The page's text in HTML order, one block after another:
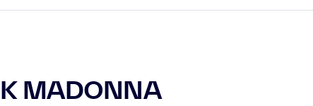
MADONNA